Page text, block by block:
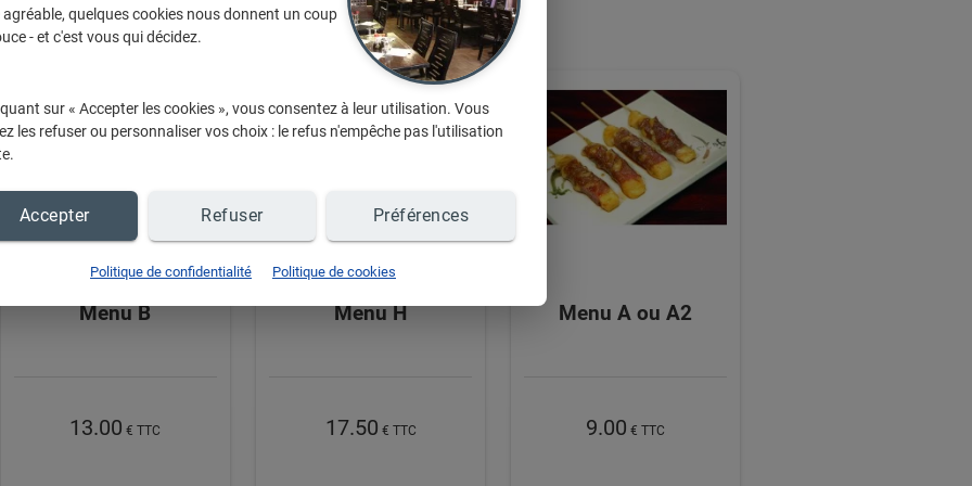
Menu B
13.00 € TTC
Menu H
17.50 € TTC
Menu A ou A2
9.00 € TTC
agréable, quelques cookies nous donnent un coup
- et c'est vous qui décidez.
sur « Accepter les cookies », vous consentez à leur utilisation. Vous
les refuser ou personnaliser vos choix : le refus n'empêche pas l'utilisation
Accepter Refuser Préférences
Politique de confidentialité Politique de cookies